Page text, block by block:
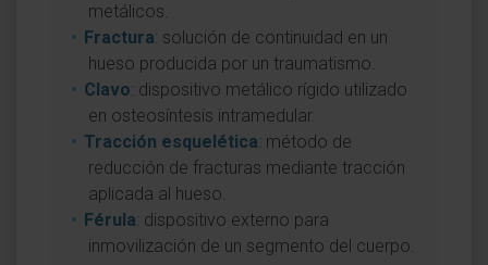
metálicos.
Fractura: solución de continuidad en un
hueso producida por un traumatismo.
Clavo: dispositivo metálico rígido utilizado
en osteosíntesis intramedular.
Tracción esquelética: método de
reducción de fracturas mediante tracción
aplicada al hueso.
Férula: dispositivo externo para
inmovilización de un segmento del cuerpo.